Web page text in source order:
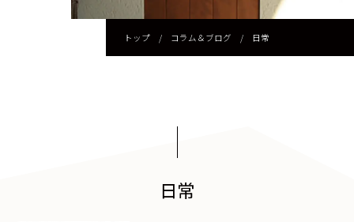
トップ/ コラム＆ブログ / 日常
日常